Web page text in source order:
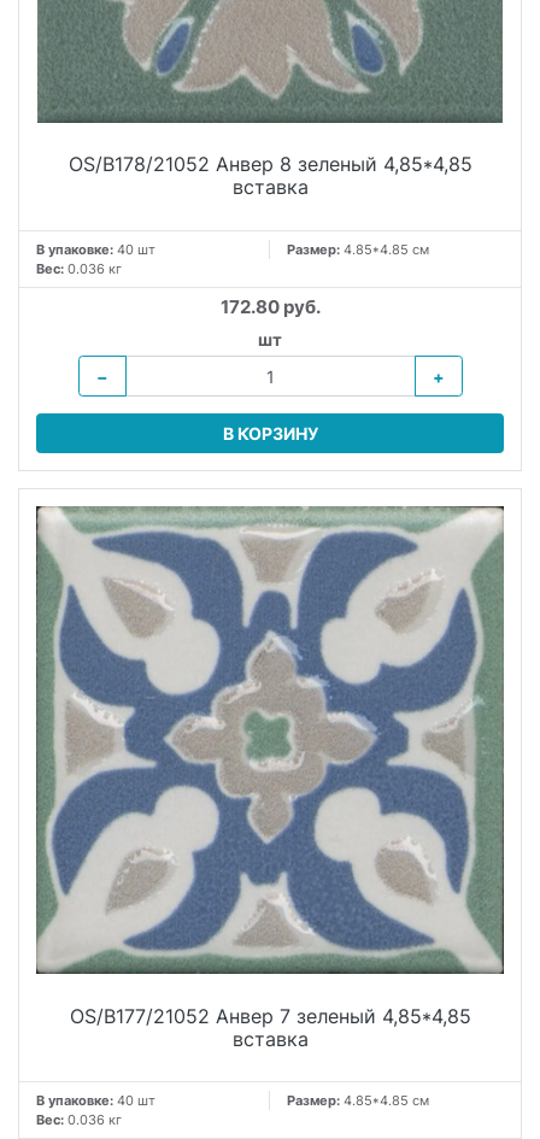
OS/B178/21052 Анвер 8 зеленый 4,85*4,85
вставка
В упаковке: 40 шт Размер: 4.85*4.85 см
Вес: 0.036 кг
172.80 руб.
шт
−
+
В КОРЗИНУ
OS/B177/21052 Анвер 7 зеленый 4,85*4,85
вставка
В упаковке: 40 шт Размер: 4.85*4.85 см
Вес: 0.036 кг